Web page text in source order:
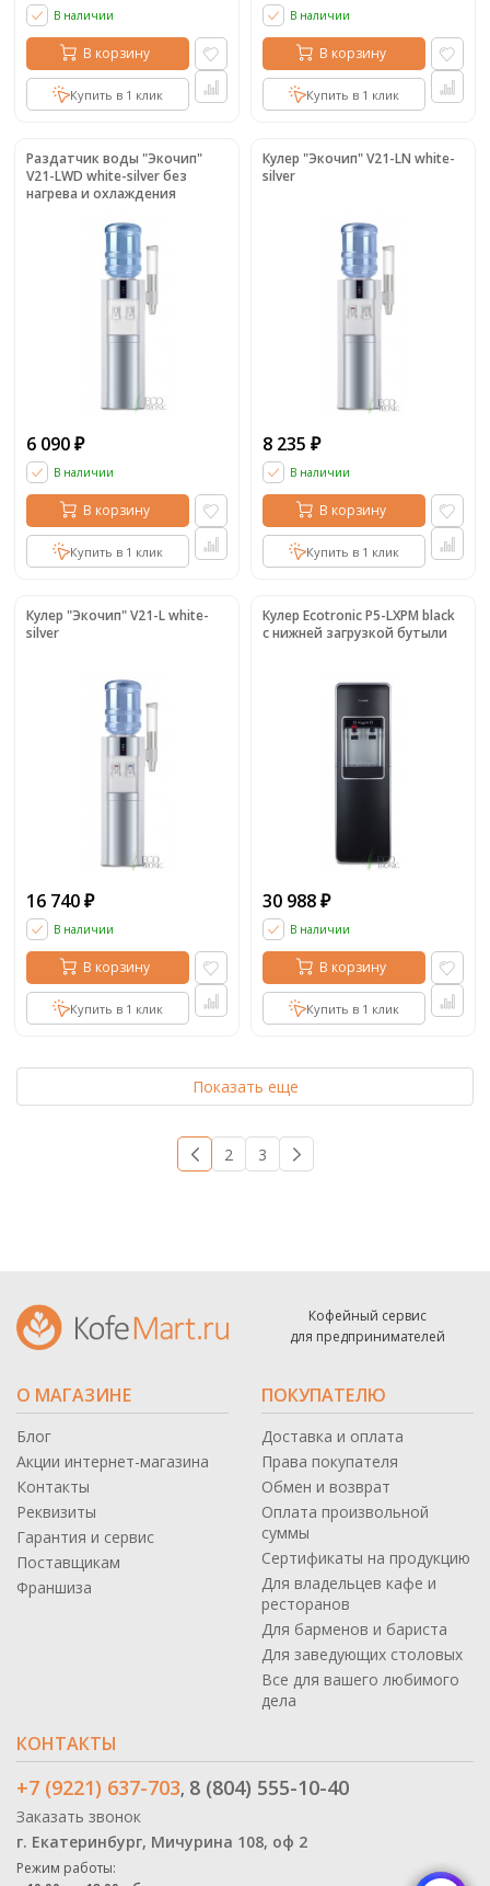
В наличии
В корзину
Купить в 1 клик
В наличии
В корзину
Купить в 1 клик
Раздатчик воды "Экочип"
V21-LWD white-silver без
нагрева и охлаждения
6 090 ₽
В наличии
В корзину
Купить в 1 клик
Кулер "Экочип" V21-LN white-
silver
8 235 ₽
В наличии
В корзину
Купить в 1 клик
Кулер "Экочип" V21-L white-
silver
16 740 ₽
В наличии
В корзину
Купить в 1 клик
Кулер Ecotronic P5-LXPM black
с нижней загрузкой бутыли
30 988 ₽
В наличии
В корзину
Купить в 1 клик
Показать еще
1 2 3 →
Кофейный сервис
для предпринимателей
О МАГАЗИНЕ
Блог
Акции интернет-магазина
Контакты
Реквизиты
Гарантия и сервис
Поставщикам
Франшиза
ПОКУПАТЕЛЮ
Доставка и оплата
Права покупателя
Обмен и возврат
Оплата произвольной
суммы
Сертификаты на продукцию
Для владельцев кафе и
ресторанов
Для барменов и бариста
Для заведующих столовых
Все для вашего любимого
дела
КОНТАКТЫ
+7 (9221) 637-703, 8 (804) 555-10-40
Заказать звонок
г. Екатеринбург, Мичурина 108, оф 2
Режим работы: